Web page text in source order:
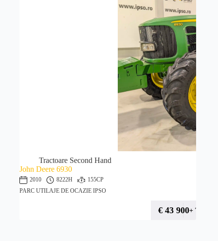
Tractoare Second Hand
John Deere 6930
2010 8222H
155CP
PARC UTILAJE DE OCAZIE IPSO
€ 43 900+ TVA